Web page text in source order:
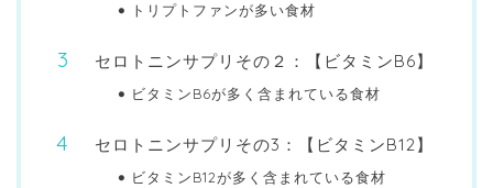
トリプトファンが多い食材
セロトニンサプリその２：【ビタミンB6】
ビタミンB6が多く含まれている食材
セロトニンサプリその3：【ビタミンB12】
ビタミンB12が多く含まれている食材